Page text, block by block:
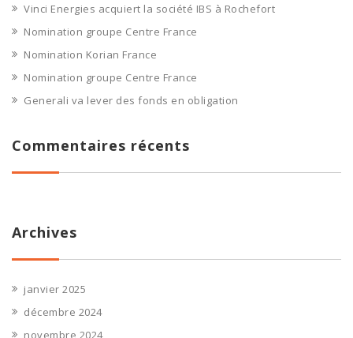
Vinci Energies acquiert la société IBS à Rochefort
Nomination groupe Centre France
Nomination Korian France
Nomination groupe Centre France
Generali va lever des fonds en obligation
Commentaires récents
Archives
janvier 2025
décembre 2024
novembre 2024